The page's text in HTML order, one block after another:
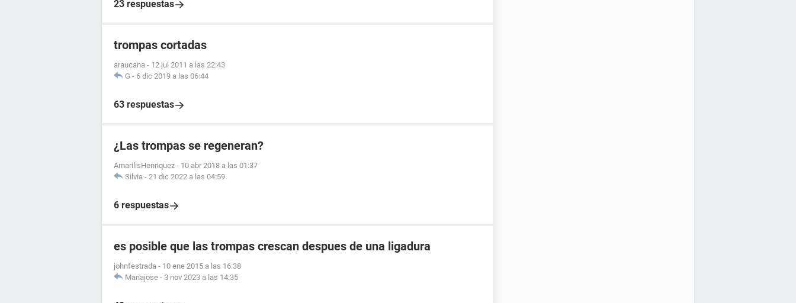
23 respuestas
trompas cortadas
araucana - 12 jul 2011 a las 22:43
G - 6 dic 2019 a las 06:44
63 respuestas
¿Las trompas se regeneran?
AmarilisHenriquez - 10 abr 2018 a las 01:37
Silvia - 21 dic 2022 a las 04:59
6 respuestas
es posible que las trompas crescan despues de una ligadura
johnfestrada - 10 ene 2015 a las 16:38
Mariajose - 3 nov 2023 a las 14:35